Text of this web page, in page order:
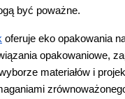
być poważne.
oferuje eko opakowania
opakowaniowe,
materiałów i